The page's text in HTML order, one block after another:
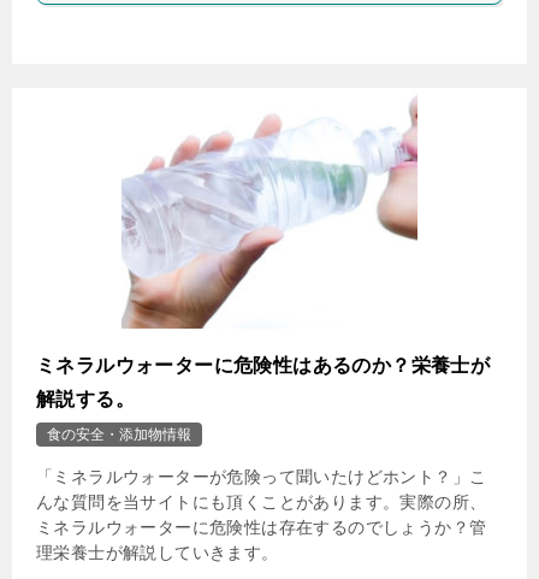
ミネラルウォーターに危険性はあるのか？栄養士が
解説する。
食の安全・添加物情報
「ミネラルウォーターが危険って聞いたけどホント？」こ
んな質問を当サイトにも頂くことがあります。実際の所、
ミネラルウォーターに危険性は存在するのでしょうか？管
理栄養士が解説していきます。